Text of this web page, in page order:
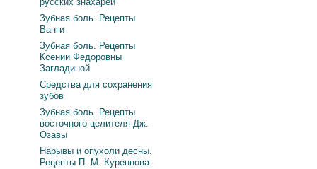
Зубная боль. Рецепты
Ванги
Зубная боль. Рецепты
Ксении Федоровны
Загладиной
Средства для сохранения
зубов
Зубная боль. Рецепты
восточного целителя Дж.
Озавы
Нарывы и опухоли десны.
Рецепты П. М. Куреннова